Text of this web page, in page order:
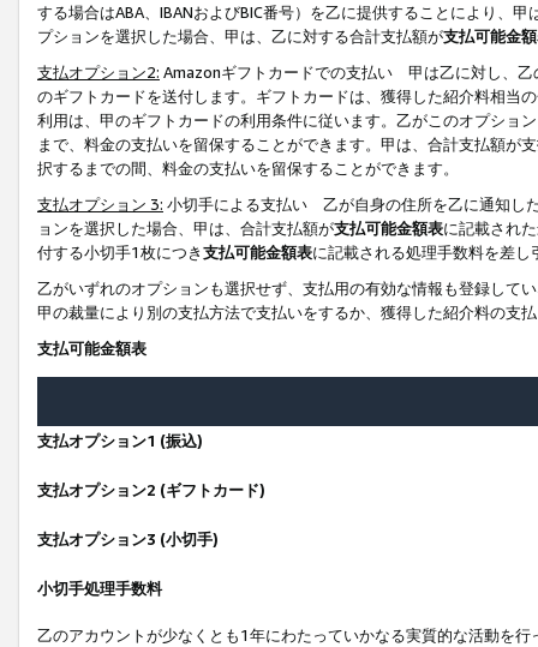
する場合はABA、IBANおよびBIC番号）を乙に提供することにより、
プションを選択した場合、甲は、乙に対する合計支払額が支払可能金
支払オプション2: Amazonギフトカードでの支払い 甲は乙に対し、乙
のギフトカードを送付します。ギフトカードは、獲得した紹介料相当
利用は、甲のギフトカードの利用条件に従います。乙がこのオプショ
まで、料金の支払いを留保することができます。甲は、合計支払額が
択するまでの間、料金の支払いを留保することができます。
支払オプション 3: 小切手による支払い 乙が自身の住所を乙に通知し
ョンを選択した場合、甲は、合計支払額が支払可能金額表に記載され
付する小切手1枚につき支払可能金額表に記載される処理手数料を差し
乙がいずれのオプションも選択せず、支払用の有効な情報も登録して
甲の裁量により別の支払方法で支払いをするか、獲得した紹介料の支
支払可能金額表
支払オプション1 (振込)
支払オプション2 (ギフトカード)
支払オプション3 (小切手)
小切手処理手数料
乙のアカウントが少なくとも1年にわたっていかなる実質的な活動を